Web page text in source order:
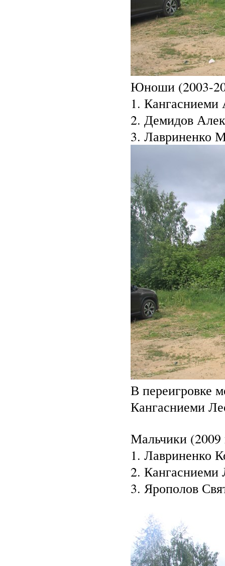
Юноши (2003-
1. Кангасниеми
2. Демидов
3. Лавриненко
В переигровке
Кангасниеми
Мальчики (2009
1. Лавриненко
2. Кангасниеми
3. Ярополов